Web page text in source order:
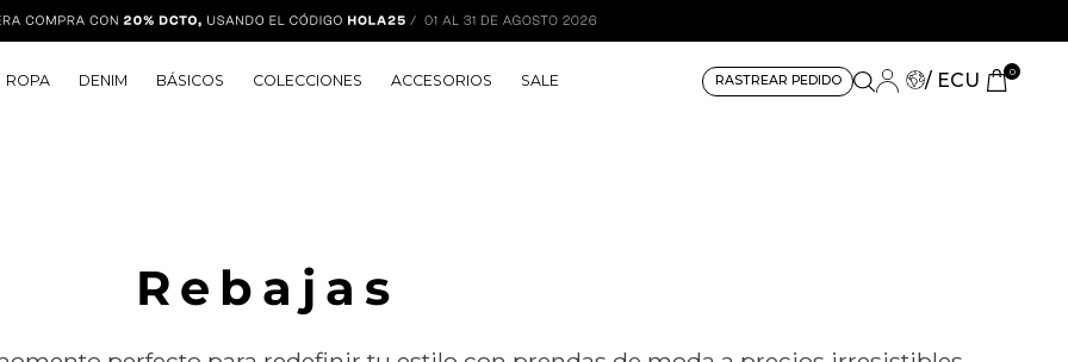
ROPA DENIM BÁSICOS COLECCIONES ACCESORIOS SALE RASTREAR PEDIDO / ECU 0
Rebajas